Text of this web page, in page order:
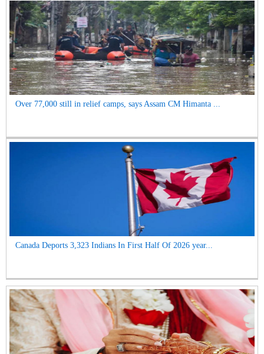
Over 77,000 still in relief camps, says Assam CM Himanta ...
Canada Deports 3,323 Indians In First Half Of 2026 year...